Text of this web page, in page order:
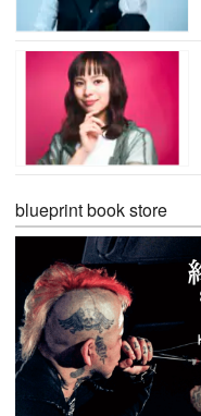
blueprint book store